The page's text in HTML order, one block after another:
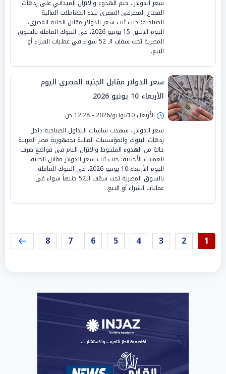
سعر الدولار.. خيم الهدوء والاتزان الميداني على ردهات
القطاع المصرفي المصري ببدء المعاملات المالية
الصباحية؛ حيث ثبت سعر الدولار مقابل الجنيه المصري،
اليوم الاثنين 15 يونيو 2026، في البنوك العاملة بالسوق
المصرية تحت سقف الـ 52 سواء في عمليات الشراء أو
البيع.
سعر الدولار مقابل الجنيه المصري اليوم
الأربعاء 10 يونيو 2026
الأربعاء 10/يونيو/2026 - 12:28 ص
سعر الدولار.. شهدت شاشات التداول الصباحية داخل
ردهات البنوك والمؤسسات المالية بجمهورية مصر العربية
حالة من الهدوء الملحوظ والاتزان التام في قواطع صرف
العملات الأجنبية؛ حيث ثبت سعر الدولار مقابل الجنيه،
اليوم الأربعاء 10 يونيو 2026، فى البنوك العاملة
بالسوق المصرية تحت سقف الـ52 جنيهاً سواء فى
عمليات الشراء أو البيع.
1
2
3
4
5
6
7
8